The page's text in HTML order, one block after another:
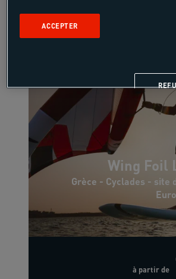
Wing Foil
Grèce - Cyclades - site
à partir de
ACCEPTER